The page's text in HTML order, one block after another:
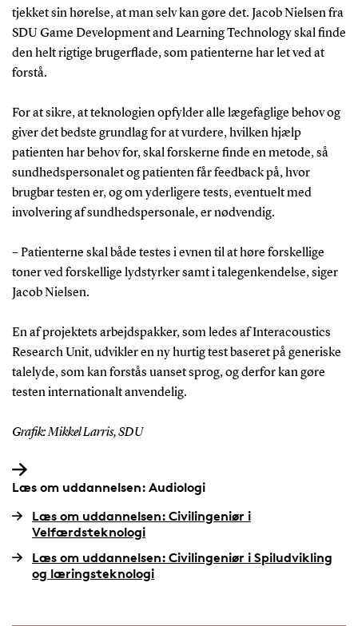
tjekket sin hørelse, at man selv kan gøre det. Jacob Nielsen fra
SDU Game Development and Learning Technology skal finde
den helt rigtige brugerflade, som patienterne har let ved at
forstå.
For at sikre, at teknologien opfylder alle lægefaglige behov og
giver det bedste grundlag for at vurdere, hvilken hjælp
patienten har behov for, skal forskerne finde en metode, så
sundhedspersonalet og patienten får feedback på, hvor
brugbar testen er, og om yderligere tests, eventuelt med
involvering af sundhedspersonale, er nødvendig.
– Patienterne skal både testes i evnen til at høre forskellige
toner ved forskellige lydstyrker samt i talegenkendelse, siger
Jacob Nielsen.
En af projektets arbejdspakker, som ledes af Interacoustics
Research Unit, udvikler en ny hurtig test baseret på generiske
talelyde, som kan forstås uanset sprog, og derfor kan gøre
testen internationalt anvendelig.
Grafik: Mikkel Larris, SDU
Læs om uddannelsen: Audiologi
Læs om uddannelsen: Civilingeniør i
Velfærdsteknologi
Læs om uddannelsen: Civilingeniør i Spiludvikling
og læringsteknologi